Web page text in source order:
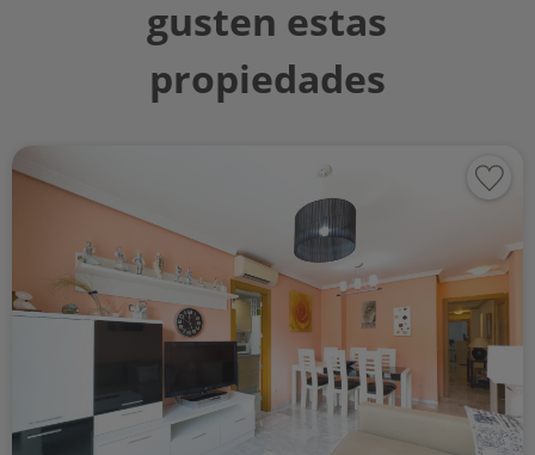
gusten estas
propiedades